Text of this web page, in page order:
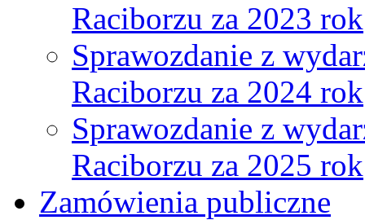
Raciborzu za 2023 rok
Sprawozdanie z
Raciborzu za 2024 rok
Sprawozdanie z
Raciborzu za 2025 rok
Zamówienia publiczne